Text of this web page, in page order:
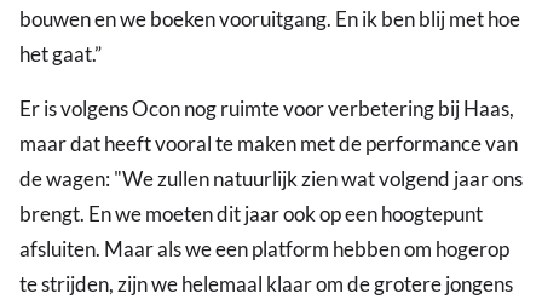
bouwen en we boeken vooruitgang. En ik ben blij met hoe
het gaat.”
Er is volgens Ocon nog ruimte voor verbetering bij Haas,
maar dat heeft vooral te maken met de performance van
de wagen: "We zullen natuurlijk zien wat volgend jaar ons
brengt. En we moeten dit jaar ook op een hoogtepunt
afsluiten. Maar als we een platform hebben om hogerop
te strijden, zijn we helemaal klaar om de grotere jongens